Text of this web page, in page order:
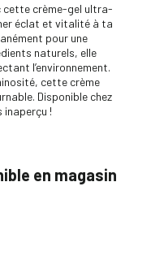
cette crème-gel ultra-
éclat et vitalité à ta
pour une
naturels, elle
l’environnement.
cette crème
Disponible chez
inaperçu !
en magasin